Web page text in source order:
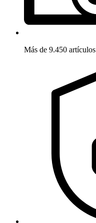
Más de 9.450 artículos